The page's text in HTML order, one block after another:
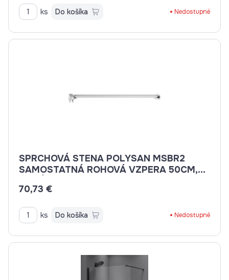
ks Do košíka Nedostupné
SPRCHOVÁ STENA POLYSAN MSBR2
SAMOSTATNÁ ROHOVÁ VZPERA 50CM,
70,73 €
ks Do košíka Nedostupné